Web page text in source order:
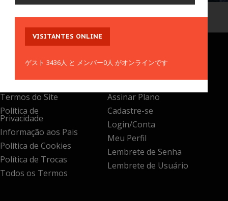
Passatempo
Quebra-Cabeça
Sonic
Todos os Games
Mais Jogados
Mais Votados
Atualizados
Login/Conta
Meu Perfil
Lembrete de Usuário
VISITANTES ONLINE
ゲスト 3436人 と メンバー0人 がオンラインです
Termos do Site
Política de
Privacidade
Informação aos Pais
Política de Cookies
Política de Trocas
Todos os Termos
Assinar Plano
Cadastre-se
Login/Conta
Meu Perfil
Lembrete de Senha
Lembrete de Usuário